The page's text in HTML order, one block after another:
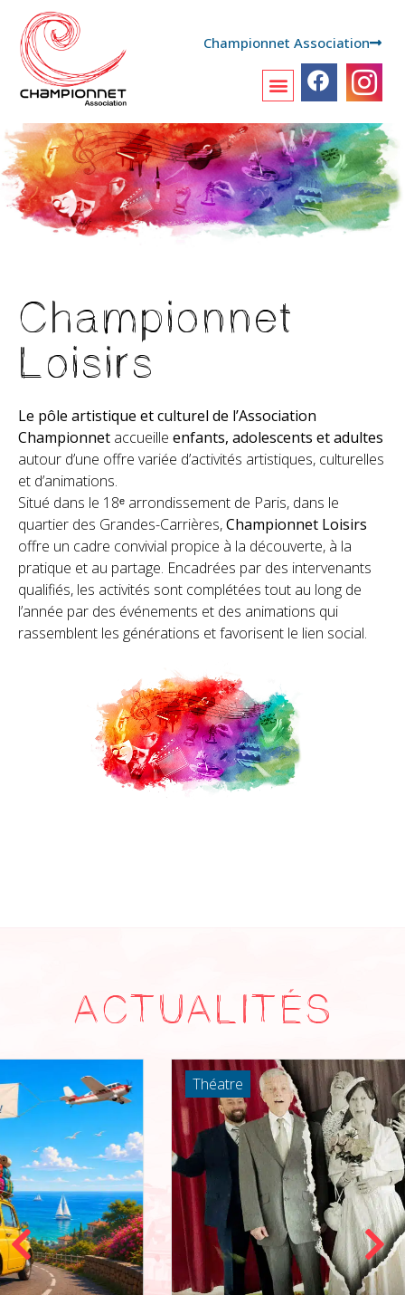
Championnet Association
Championnet
Loisirs
Le pôle artistique et culturel de l’Association
Championnet accueille enfants, adolescents et adultes
autour d’une offre variée d’activités artistiques, culturelles
et d’animations.
Situé dans le 18ᵉ arrondissement de Paris, dans le
quartier des Grandes-Carrières,Championnet Loisirs
offre un cadre convivial propice à la découverte, à la
pratique et au partage. Encadrées par des intervenants
qualifiés, les activités sont complétées tout au long de
l’année par des événements et des animations qui
rassemblent les générations et favorisent le lien social.
ACTUALITÉS
Théatre